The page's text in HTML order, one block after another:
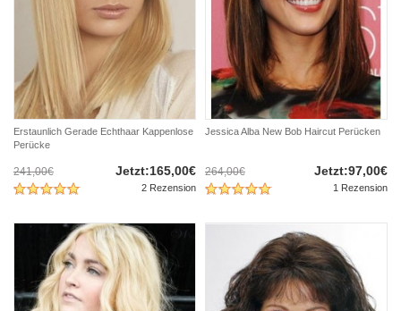
Erstaunlich Gerade Echthaar Kappenlose
Perücke
241,00€ Jetzt:165,00€
2 Rezension
Jessica Alba New Bob Haircut Perücken
264,00€ Jetzt:97,00€
1 Rezension